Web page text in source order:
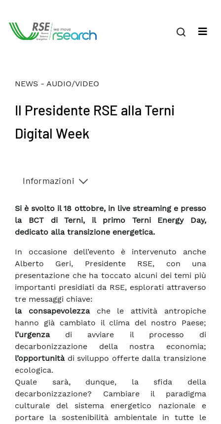
NEWS - AUDIO/VIDEO
Il Presidente RSE alla Terni
Digital Week
Informazioni
Si è svolto il 18 ottobre, in live streaming e presso
la BCT di Terni, il primo Terni Energy Day,
dedicato alla transizione energetica.
In occasione dell’evento è intervenuto anche
Alberto Geri, Presidente RSE, con una
presentazione che ha toccato alcuni dei temi più
importanti presidiati da RSE, esplorati attraverso
tre messaggi chiave:
la consapevolezzache le attività antropiche
hanno già cambiato il clima del nostro Paese;
l’urgenzadi avviare il processo di
decarbonizzazione della nostra economia;
l’opportunitàdi sviluppo offerte dalla transizione
ecologica.
Quale sarà, dunque, la sfida della
decarbonizzazione? Cambiare il paradigma
culturale del sistema energetico nazionale e
portare la sostenibilità ambientale in tutte le